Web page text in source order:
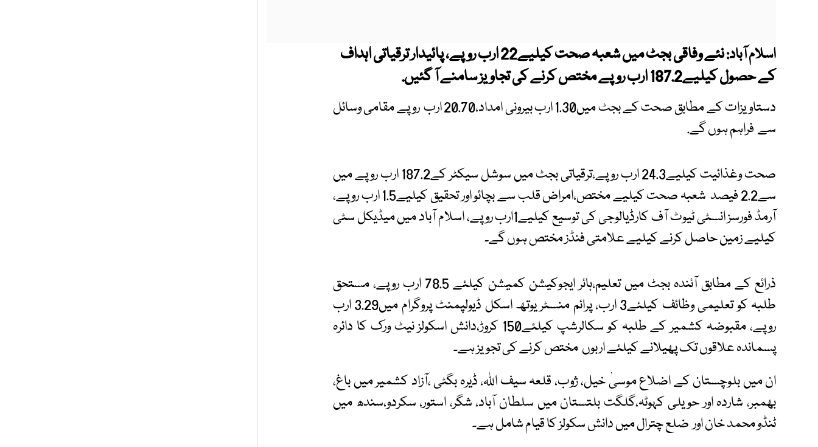
اسلام آباد:
نئے وفاقی بجٹ میں شعبہ صحت کیلیے22 ارب روپے، پائیدار ترقیاتی اہداف
کے حصول کیلیے187.2 ارب روپے مختص کرنے کی تجاویز سامنے آ گئیں.
دستاویزات کے مطابق صحت کے بجٹ میں1.30 ارب بیرونی امداد،20.70 ارب روپے مقامی وسائل
سے فراہم ہوں گے.
صحت وغذائیت کیلیے24.3 ارب روپے،ترقیاتی بجٹ میں سوشل سیکٹر کے187.2 ارب روپے میں
سے2.2 فیصد شعبہ صحت کیلیے مختص،امراض قلب سے بچائو اور تحقیق کیلیے1.5 ارب روپے،
آرمڈ فورسز انسٹی ٹیوٹ آف کارڈیالوجی کی توسیع کیلیے1ارب روپے، اسلام آباد میں میڈیکل سٹی
کیلیے زمین حاصل کرنے کیلیے علامتی فنڈز مختص ہوں گے۔
ذرائع کے مطابق آئندہ بجٹ میں تعلیم،ہائر ایجوکیشن کمیشن کیلئے 78.5 ارب روپے، مستحق
طلبہ کو تعلیمی وظائف کیلئے3 ارب، پرائم منسٹر یوتھ اسکل ڈیولپمنٹ پروگرام میں3.29 ارب
روپے، مقبوضہ کشمیر کے طلبہ کو سکالرشپ کیلئے150 کروڑ،دانش اسکولز نیٹ ورک کا دائرہ
پسماندہ علاقوں تک پھیلانے کیلئے اربوں مختص کرنے کی تجویز ہے۔
ان میں بلوچستان کے اضلاع موسیٰ خیل، ژوب، قلعہ سیف اللہ، ڈیرہ بگٹی ،آزاد کشمیر میں باغ،
بھمبر، شاردہ اور حویلی کہوٹہ،گلگت بلتستان میں سلطان آباد، شگر، استور، سکردو،سندھ میں
ٹنڈو محمد خان اور ضلع چترال میں دانش سکولز کا قیام شامل ہے۔